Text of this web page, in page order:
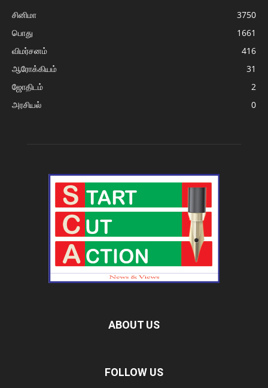
சினிமா
3750
பொது
1661
விமர்சனம்
416
ஆரோக்கியம்
31
ஜோதிடம்
2
அரசியல்
0
ABOUT US
FOLLOW US